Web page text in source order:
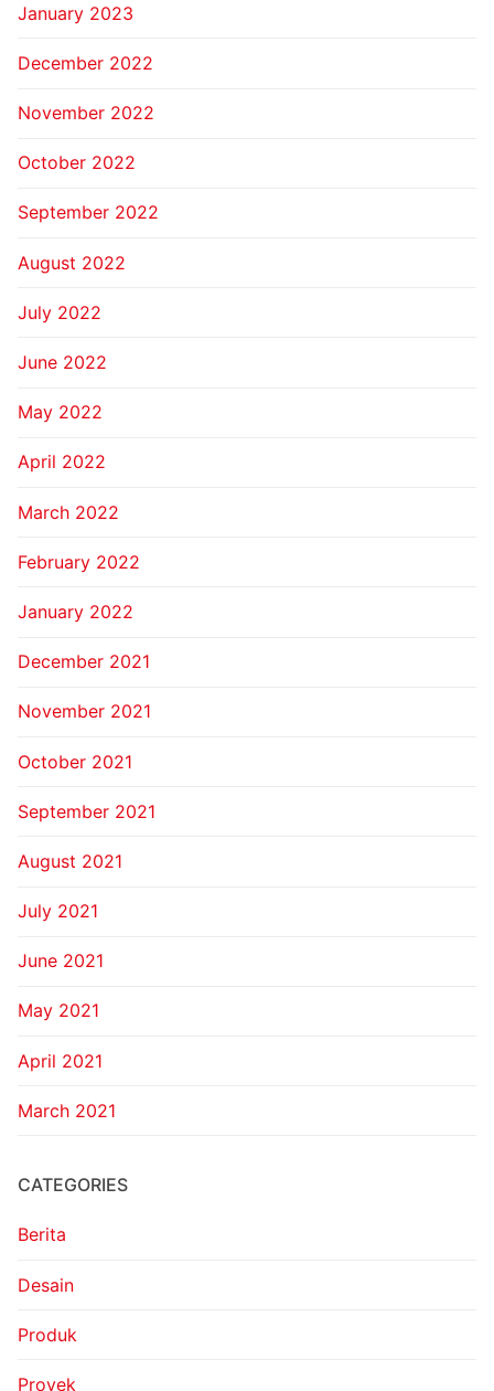
January 2023
December 2022
November 2022
October 2022
September 2022
August 2022
July 2022
June 2022
May 2022
April 2022
March 2022
February 2022
January 2022
December 2021
November 2021
October 2021
September 2021
August 2021
July 2021
June 2021
May 2021
April 2021
March 2021
CATEGORIES
Berita
Desain
Produk
Proyek